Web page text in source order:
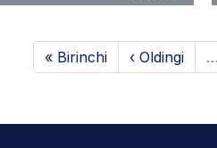
« Birinchi ‹ Oldingi …